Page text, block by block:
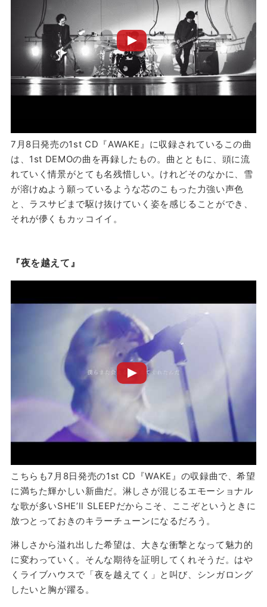
7月8日発売の1st CD『AWAKE』に収録されているこの曲
は、1st DEMOの曲を再録したもの。曲とともに、頭に流
れていく情景がとても名残惜しい。けれどそのなかに、雪
が溶けぬよう願っているような芯のこもった力強い声色
と、ラスサビまで駆け抜けていく姿を感じることができ、
それが儚くもカッコイイ。
『夜を越えて』
こちらも7月8日発売の1st CD『WAKE』の収録曲で、希望
に満ちた輝かしい新曲だ。淋しさが混じるエモーショナル
な歌が多いSHE’ll SLEEPだからこそ、ここぞというときに
放つとっておきのキラーチューンになるだろう。
淋しさから溢れ出した希望は、大きな衝撃となって魅力的
に変わっていく。そんな期待を証明してくれそうだ。はや
くライブハウスで「夜を越えてく」と叫び、シンガロング
したいと胸が躍る。